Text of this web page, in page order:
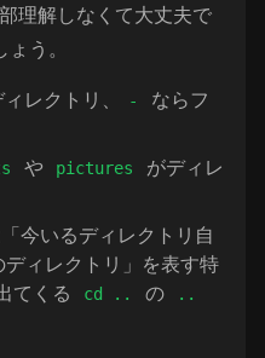
理解しなくて大丈夫で
う。
レクトリ、 -
ならフ
や pictures
がディレ
今いるディレクトリ自
ィレクトリ」を表す特
てくる
cd .. の ..